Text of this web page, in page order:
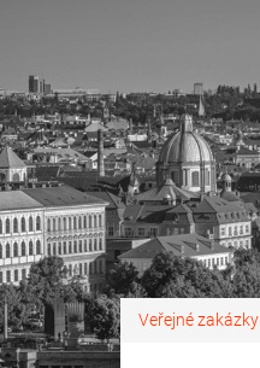
Veřejné zakázky